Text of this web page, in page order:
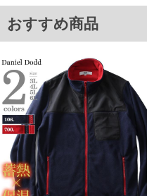
XXL/53.5/144/138/71/60/75
単位はcm
下着(肌着)やワイシャツは商品の性質
ご了承くださいませ。
※【ボトムの裾上げをご希望の場合】
裾上げ料金は500円+税となります。
備考欄に股下●cmとご記入下さい。（
上の品が対象。1本5,999円以下の商品
出荷まで約1週間～20日間程お時間を
尚、裾上げした商品は返品・交換不可
一部、お直しに対応出来ない商品がご
いている、極端なデザインが施されてい
※商品によって若干のサイズの誤差が
おすすめ商品